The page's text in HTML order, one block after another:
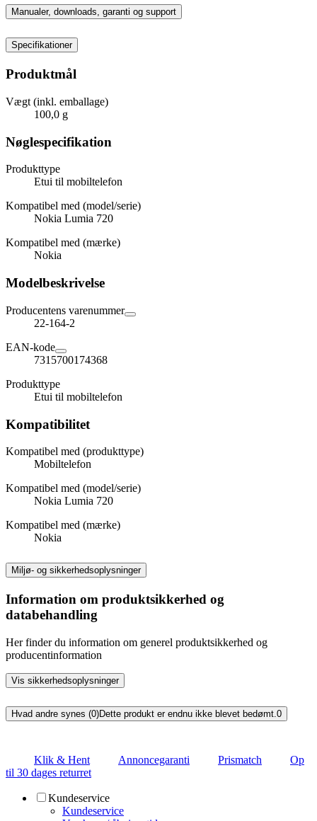
Manualer, downloads, garanti og support
Specifikationer
Produktmål
Vægt (inkl. emballage)
100,0 g
Nøglespecifikation
Produkttype
Etui til mobiltelefon
Kompatibel med (model/serie)
Nokia Lumia 720
Kompatibel med (mærke)
Nokia
Modelbeskrivelse
Producentens varenummer
22-164-2
EAN-kode
7315700174368
Produkttype
Etui til mobiltelefon
Kompatibilitet
Kompatibel med (produkttype)
Mobiltelefon
Kompatibel med (model/serie)
Nokia Lumia 720
Kompatibel med (mærke)
Nokia
Miljø- og sikkerhedsoplysninger
Information om produktsikkerhed og
databehandling
Her finder du information om generel produktsikkerhed og
producentinformation
Vis sikkerhedsoplysninger
Hvad andre synes (0)Dette produkt er endnu ikke blevet bedømt. 0
Klik & Hent Annoncegaranti Prismatch
Op
til 30 dages returret
Kundeservice
Kundeservice